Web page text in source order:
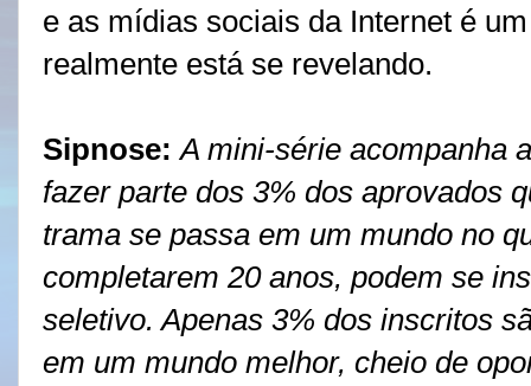
e as mídias sociais da Internet é
realmente está se revelando.
Sipnose:A mini-série acompanha
fazer parte dos 3% dos aprovados
trama se passa em um mundo no
completarem 20 anos, podem se
seletivo. Apenas 3% dos inscritos
em um mundo melhor, cheio de